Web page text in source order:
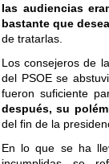
las audiencias
bastante que
de tratarlas.
Los consejeros de
del PSOE se
fueron suficiente
después, su
del fin de la
En lo que se ha